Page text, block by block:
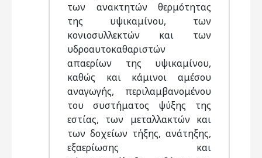
των ανακτητών θερμότητας
της υψικαμίνου, των
κονιοσυλλεκτών και των
υδροαυτοκαθαριστών
απαερίων της υψικαμίνου,
καθώς και κάμινοι αμέσου
αναγωγής, περιλαμβανομένου
του συστήματος ψύξης της
εστίας, των μεταλλακτών και
των δοχείων τήξης, ανάτηξης,
εξαερίωσης και